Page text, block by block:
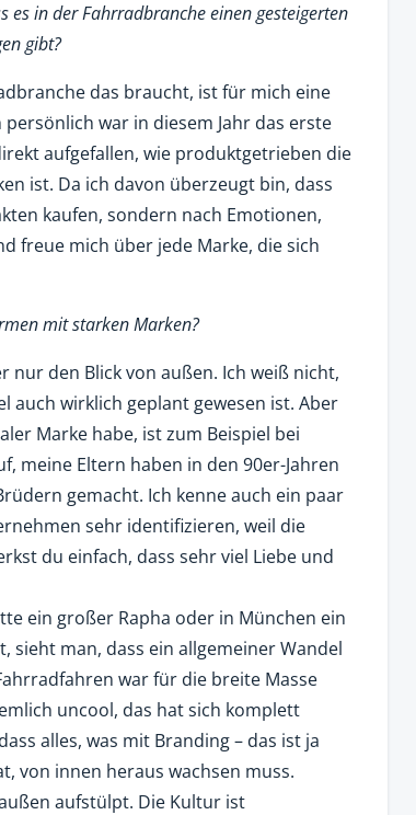
es in der Fahrradbranche einen gesteigerten
gibt?
das braucht, ist für mich eine
war in diesem Jahr das erste
aufgefallen, wie produktgetrieben die
ist. Da ich davon überzeugt bin, dass
kaufen, sondern nach Emotionen,
freue mich über jede Marke, die sich
mit starken Marken?
nur den Blick von außen. Ich weiß nicht,
auch wirklich geplant gewesen ist. Aber
Marke habe, ist zum Beispiel bei
meine Eltern haben in den 90er-Jahren
gemacht. Ich kenne auch ein paar
sehr identifizieren, weil die
du einfach, dass sehr viel Liebe und
ein großer Rapha oder in München ein
sieht man, dass ein allgemeiner Wandel
war für die breite Masse
uncool, das hat sich komplett
alles, was mit Branding – das ist ja
von innen heraus wachsen muss.
aufstülpt. Die Kultur ist